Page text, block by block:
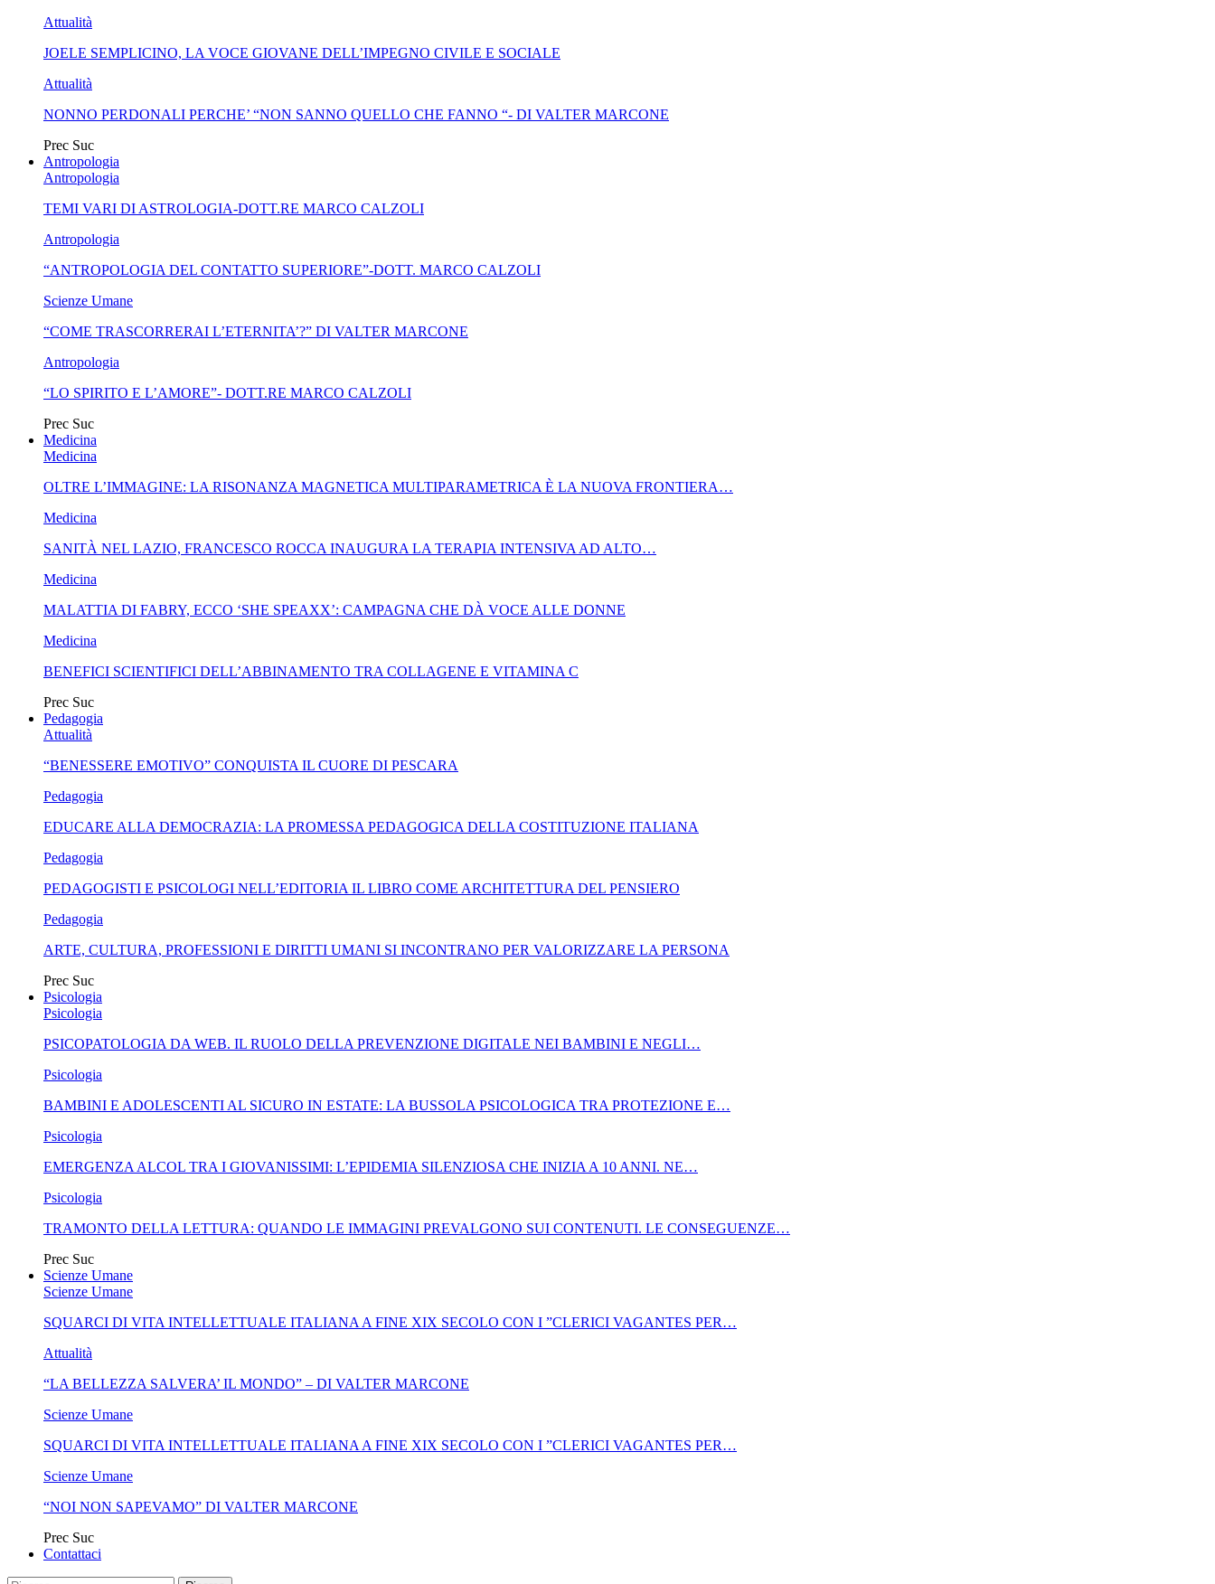
Attualità
JOELE SEMPLICINO, LA VOCE GIOVANE DELL’IMPEGNO CIVILE E SOCIALE
Attualità
NONNO PERDONALI PERCHE’ “NON SANNO QUELLO CHE FANNO “- DI VALTER MARCONE
Prec Suc
Antropologia
Antropologia
TEMI VARI DI ASTROLOGIA-DOTT.RE MARCO CALZOLI
Antropologia
“ANTROPOLOGIA DEL CONTATTO SUPERIORE”-DOTT. MARCO CALZOLI
Scienze Umane
“COME TRASCORRERAI L’ETERNITA’?” DI VALTER MARCONE
Antropologia
“LO SPIRITO E L’AMORE”- DOTT.RE MARCO CALZOLI
Prec Suc
Medicina
Medicina
OLTRE L’IMMAGINE: LA RISONANZA MAGNETICA MULTIPARAMETRICA È LA NUOVA FRONTIERA…
Medicina
SANITÀ NEL LAZIO, FRANCESCO ROCCA INAUGURA LA TERAPIA INTENSIVA AD ALTO…
Medicina
MALATTIA DI FABRY, ECCO ‘SHE SPEAXX’: CAMPAGNA CHE DÀ VOCE ALLE DONNE
Medicina
BENEFICI SCIENTIFICI DELL’ABBINAMENTO TRA COLLAGENE E VITAMINA C
Prec Suc
Pedagogia
Attualità
“BENESSERE EMOTIVO” CONQUISTA IL CUORE DI PESCARA
Pedagogia
EDUCARE ALLA DEMOCRAZIA: LA PROMESSA PEDAGOGICA DELLA COSTITUZIONE ITALIANA
Pedagogia
PEDAGOGISTI E PSICOLOGI NELL’EDITORIA IL LIBRO COME ARCHITETTURA DEL PENSIERO
Pedagogia
ARTE, CULTURA, PROFESSIONI E DIRITTI UMANI SI INCONTRANO PER VALORIZZARE LA PERSONA
Prec Suc
Psicologia
Psicologia
PSICOPATOLOGIA DA WEB. IL RUOLO DELLA PREVENZIONE DIGITALE NEI BAMBINI E NEGLI…
Psicologia
BAMBINI E ADOLESCENTI AL SICURO IN ESTATE: LA BUSSOLA PSICOLOGICA TRA PROTEZIONE E…
Psicologia
EMERGENZA ALCOL TRA I GIOVANISSIMI: L’EPIDEMIA SILENZIOSA CHE INIZIA A 10 ANNI. NE…
Psicologia
TRAMONTO DELLA LETTURA: QUANDO LE IMMAGINI PREVALGONO SUI CONTENUTI. LE CONSEGUENZE…
Prec Suc
Scienze Umane
Scienze Umane
SQUARCI DI VITA INTELLETTUALE ITALIANA A FINE XIX SECOLO CON I ”CLERICI VAGANTES PER…
Attualità
“LA BELLEZZA SALVERA’ IL MONDO” – DI VALTER MARCONE
Scienze Umane
SQUARCI DI VITA INTELLETTUALE ITALIANA A FINE XIX SECOLO CON I ”CLERICI VAGANTES PER…
Scienze Umane
“NOI NON SAPEVAMO” DI VALTER MARCONE
Prec Suc
Contattaci